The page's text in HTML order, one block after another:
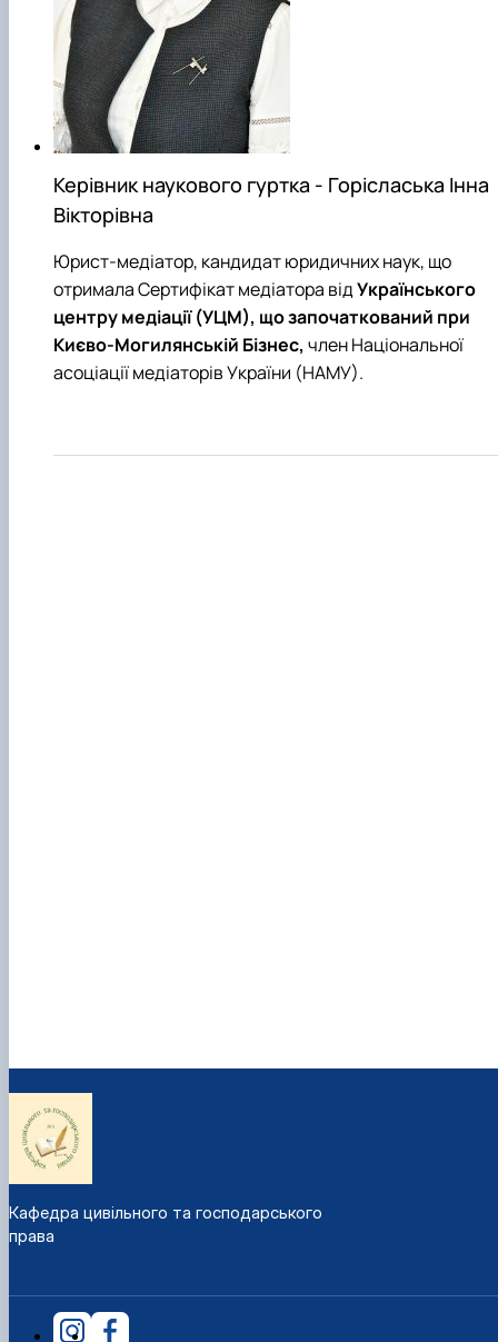
Звіт про роботу гуртка
Звіт про роботу гуртка
Керівник наукового гуртка - Горісласька Інна
Вікторівна
Юрист-медіатор, кандидат юридичних наук, що
отримала Сертифікат медіатора відУкраїнського
центру медіації (УЦМ), що започаткований при
Києво-Могилянській Бізнес, член Національної
асоціації медіаторів України (НАМУ).
Кафедра цивільного та господарського
права